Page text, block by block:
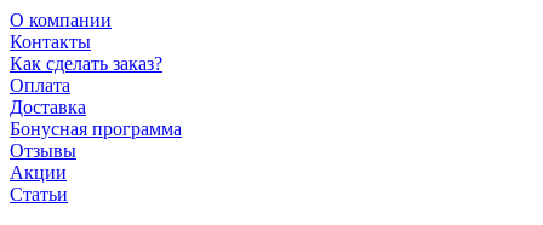
О компании
Контакты
Как сделать заказ?
Оплата
Доставка
Бонусная программа
Отзывы
Акции
Статьи